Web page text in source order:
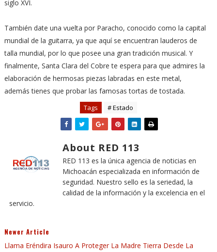
siglo XVI.
También date una vuelta por Paracho, conocido como la capital
mundial de la guitarra, ya que aquí se encuentran lauderos de
talla mundial, por lo que posee una gran tradición musical. Y
finalmente, Santa Clara del Cobre te espera para que admires la
elaboración de hermosas piezas labradas en este metal,
además tienes que probar las famosas tortas de tostada.
Tags # Estado
About RED 113
RED 113 es la única agencia de noticias en
Michoacán especializada en información de
seguridad. Nuestro sello es la seriedad, la
calidad de la información y la excelencia en el
servicio.
Newer Article
Llama Eréndira Isauro A Proteger La Madre Tierra Desde La